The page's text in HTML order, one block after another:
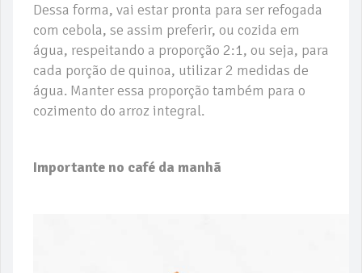
Dessa forma, vai estar pronta para ser refogada
com cebola, se assim preferir, ou cozida em
água, respeitando a proporção 2:1, ou seja, para
cada porção de quinoa, utilizar 2 medidas de
água. Manter essa proporção também para o
cozimento do arroz integral.
Importante no café da manhã